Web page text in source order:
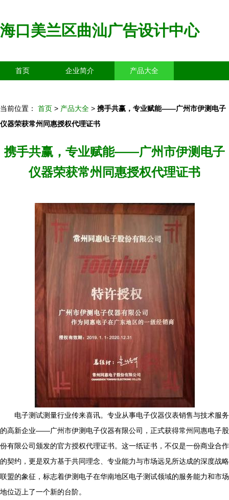
海口美兰区曲汕广告设计中心
首页 企业简介 产品大全
当前位置： 首页 > 产品大全 > 携手共赢，专业赋能——广州市伊测电子
仪器荣获常州同惠授权代理证书
携手共赢，专业赋能——广州市伊测电子
仪器荣获常州同惠授权代理证书
电子测试测量行业传来喜讯。专业从事电子仪器仪表销售与技术服务
的高新企业——广州市伊测电子仪器有限公司，正式获得常州同惠电子股
份有限公司颁发的官方授权代理证书。这一纸证书，不仅是一份商业合作
的契约，更是双方基于共同理念、专业能力与市场远见所达成的深度战略
联盟的象征，标志着伊测电子在华南地区电子测试领域的服务能力和市场
地位迈上了一个新的台阶。